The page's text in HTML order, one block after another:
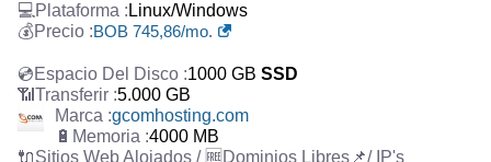
Linux/Windows
BOB 745,86/mo.
1000 GB SSD
5.000 GB
gcomhosting.com
4000 MB